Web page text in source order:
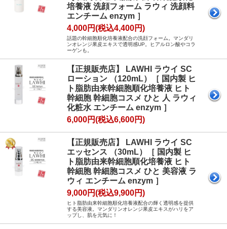
培養液 洗顔フォーム ラウィ 洗顔料
エンチーム enzym ］
4,000円(税込4,400円)
話題の幹細胞順化培養液配合の洗顔フォーム。マンダリ
ンオレンジ果皮エキスで透明感UP。ヒアルロン酸やコラ
ーゲンも。
【正規販売店】 LAWHI ラウイ SC
ローション （120mL）［ 国内製 ヒ
ト脂肪由来幹細胞順化培養液 ヒト
幹細胞 幹細胞コスメ ひと 人 ラウィ
化粧水 エンチーム enzym ］
6,000円(税込6,600円)
【正規販売店】 LAWHI ラウイ SC
エッセンス （30mL）［ 国内製 ヒ
ト脂肪由来幹細胞順化培養液 ヒト
幹細胞 幹細胞コスメ ひと 美容液 ラ
ウィ エンチーム enzym ］
9,000円(税込9,900円)
ヒト脂肪由来幹細胞順化培養液配合の輝く透明感を提供
する美容液。マンダリンオレンジ果皮エキスがハリをア
ップし、肌を元気に！